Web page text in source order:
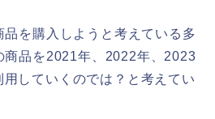
を購入しようと考えている多
商品を2021年、2022年、2023
していくのでは？と考えてい